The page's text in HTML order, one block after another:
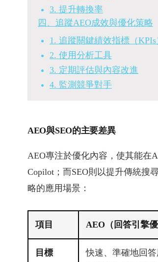
3. 提升轉換率
四、追蹤AEO成效與優化策略
1. 追蹤關鍵績效指標（KPIs
2. 使用分析工具
3. 定期評估與內容改進
4. 監測競爭對手
AEO與SEO的主要差異
AEO專注於優化內容，使其能在
Copilot；而SEO則以提升傳統搜
略的應用場景：
項目 AEO（回答引擎優
目標
快速、準確地回